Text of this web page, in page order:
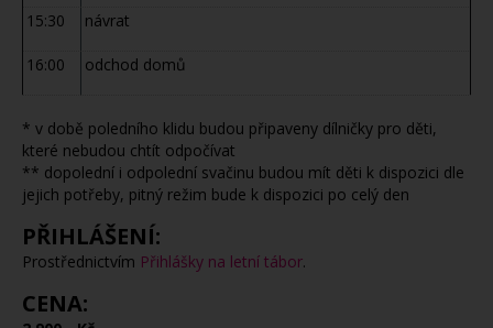
15:30 návrat
16:00 odchod domů
* v době poledního klidu budou připaveny dílničky pro děti,
které nebudou chtít odpočívat
** dopolední i odpolední svačinu budou mít děti k dispozici dle
jejich potřeby, pitný režim bude k dispozici po celý den
PŘIHLÁŠENÍ:
Prostřednictvím Přihlášky na letní tábor.
CENA: